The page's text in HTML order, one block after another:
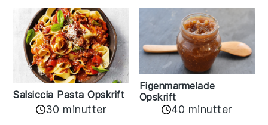
Salsiccia Pasta Opskrift
30 minutter
Figenmarmelade
Opskrift
40 minutter